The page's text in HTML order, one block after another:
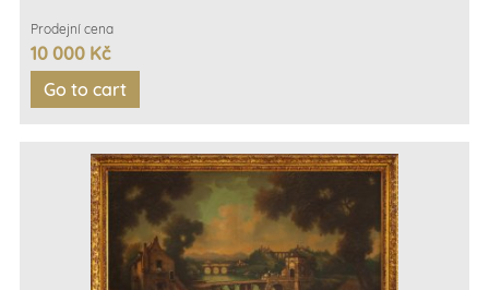
Prodejní cena
10 000 Kč